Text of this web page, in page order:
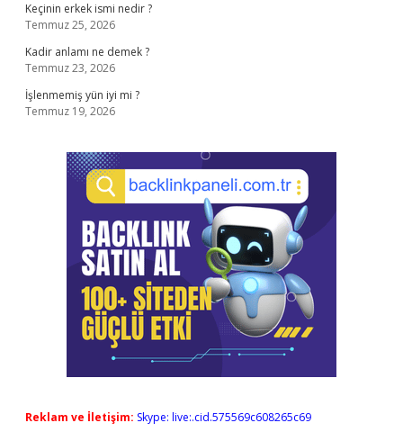
Keçinin erkek ismi nedir ?
Temmuz 25, 2026
Kadir anlamı ne demek ?
Temmuz 23, 2026
İşlenmemiş yün iyi mi ?
Temmuz 19, 2026
Reklam ve İletişim: Skype: live:.cid.575569c608265c69